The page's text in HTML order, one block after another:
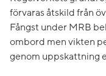
förvaras åtskild från
Fångst under MRB
ombord men vikten
genom uppskattning